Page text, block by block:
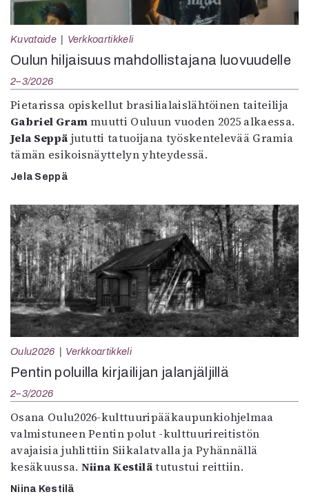
Kuvataide Verkkoartikkeli
Oulun hiljaisuus mahdollistajana luovuudelle
2–3/2026
Pietarissa opiskellut brasilialaislähtöinen taiteilija
Gabriel Grammuutti Ouluun vuoden 2025 alkaessa.
Jela Seppä jututti tatuoijana työskentelevää Gramia
tämän esikoisnäyttelyn yhteydessä.
Jela Seppä
Oulu2026 Verkkoartikkeli
Pentin poluilla kirjailijan jalanjäljillä
2–3/2026
Osana Oulu2026-kulttuuripääkaupunkiohjelmaa
valmistuneen Pentin polut -kulttuurireitistön
avajaisia juhlittiin Siikalatvalla ja Pyhännällä
kesäkuussa. Niina Kestilätutustui reittiin.
Niina Kestilä